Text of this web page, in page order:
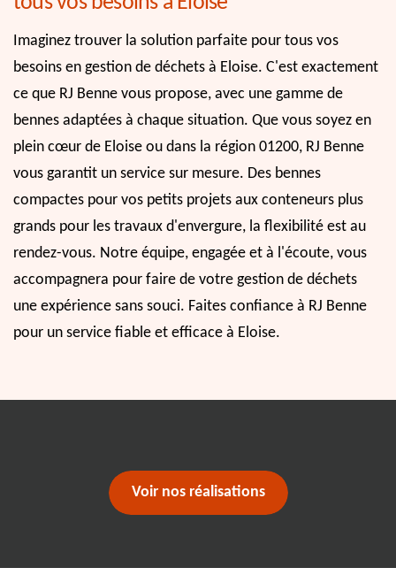
Imaginez trouver la solution parfaite pour tous vos
besoins en gestion de déchets à Eloise. C'est exactement
ce que RJ Benne vous propose, avec une gamme de
bennes adaptées à chaque situation. Que vous soyez en
plein cœur de Eloise ou dans la région 01200, RJ Benne
vous garantit un service sur mesure. Des bennes
compactes pour vos petits projets aux conteneurs plus
grands pour les travaux d'envergure, la flexibilité est au
rendez-vous. Notre équipe, engagée et à l'écoute, vous
accompagnera pour faire de votre gestion de déchets
une expérience sans souci. Faites confiance à RJ Benne
pour un service fiable et efficace à Eloise.
Voir nos réalisations